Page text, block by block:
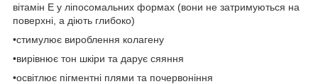
вітамін Е у ліпосомальних формах (вони не затримуються на
поверхні, а діють глибоко)
•стимулює вироблення колагену
•вирівнює тон шкіри та дарує сяяння
•освітлює пігментні плями та почервоніння